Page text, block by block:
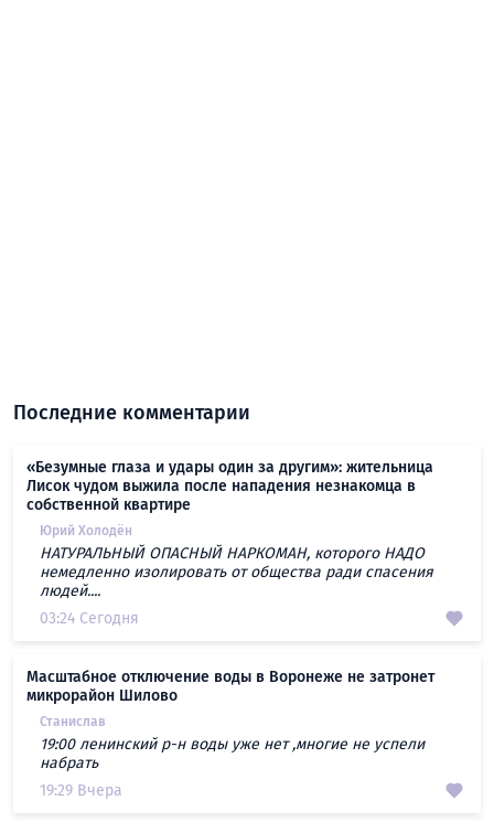
Последние комментарии
«Безумные глаза и удары один за другим»: жительница
Лисок чудом выжила после нападения незнакомца в
собственной квартире
Юрий Холодён
НАТУРАЛЬНЫЙ ОПАСНЫЙ НАРКОМАН, которого НАДО
немедленно изолировать от общества ради спасения
людей....
03:24 Сегодня
Масштабное отключение воды в Воронеже не затронет
микрорайон Шилово
Станислав
19:00 ленинский р-н воды уже нет ,многие не успели
набрать
19:29 Вчера